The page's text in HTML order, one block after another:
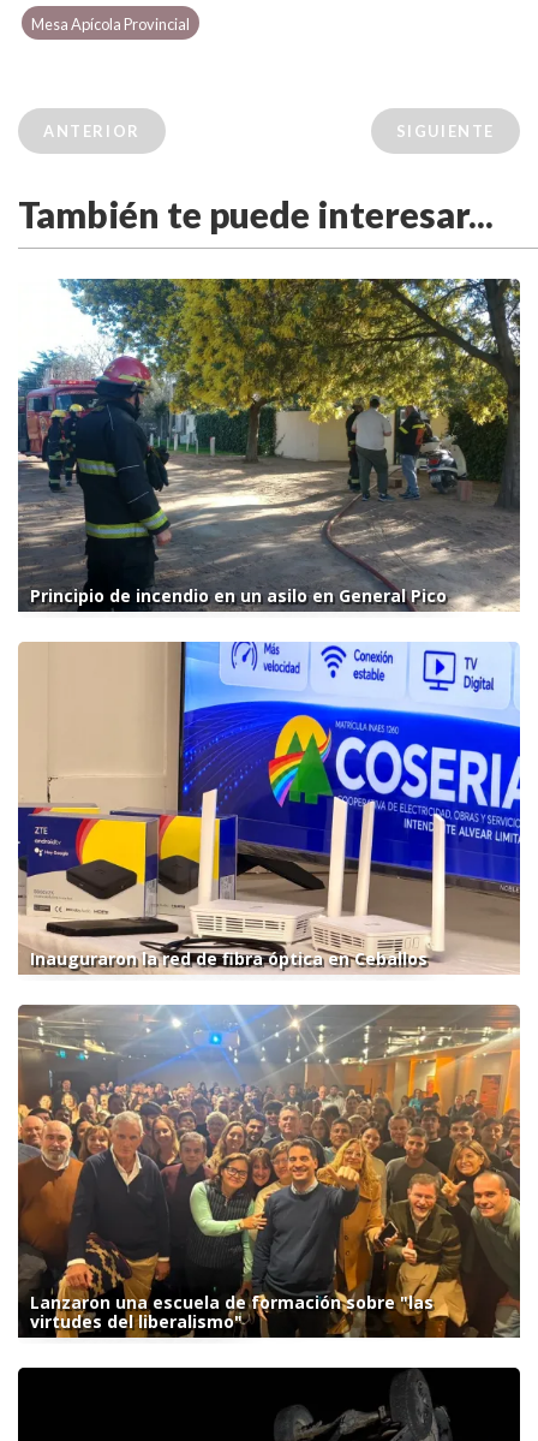
Mesa Apícola Provincial
ANTERIOR SIGUIENTE
También te puede interesar...
Principio de incendio en un asilo en General Pico
Inauguraron la red de fibra óptica en Ceballos
Lanzaron una escuela de formación sobre "las
virtudes del liberalismo"